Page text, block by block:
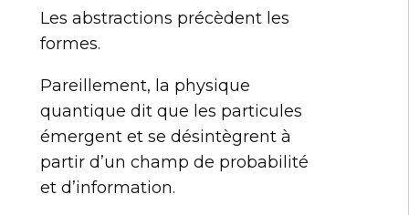
Les abstractions précèdent les
formes.
Pareillement, la physique
quantique dit que les particules
émergent et se désintègrent à
partir d’un champ de probabilité
et d’information.